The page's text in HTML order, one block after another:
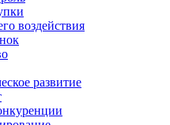
воздействия
развитие